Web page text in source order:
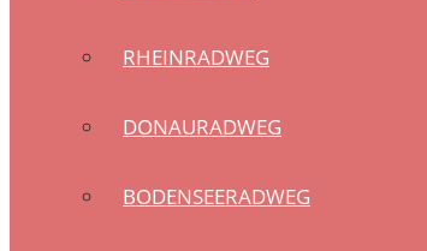
RHEINRADWEG
DONAURADWEG
BODENSEERADWEG